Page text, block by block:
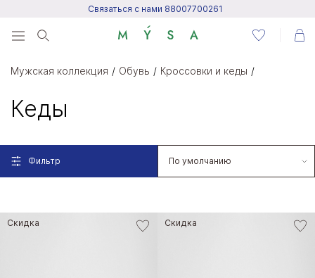
Связаться с нами 88007700261
Мужская коллекция Обувь Кроссовки и кеды
Кеды
Фильтр
Скидка Скидка
Написать нам
Написать в Telegram